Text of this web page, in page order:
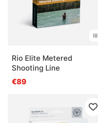
Rio Elite Metered
Shooting Line
€89